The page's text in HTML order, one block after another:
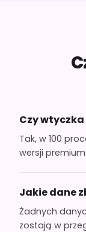
Czy
Tak, w 100
wersji premium.
Jakie dane
Żadnych
zostają w